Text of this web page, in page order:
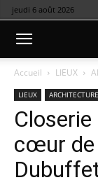
jeudi 6 août 2026
Accueil LIEUX
LIEUX ARCHITECTURE
cœur de